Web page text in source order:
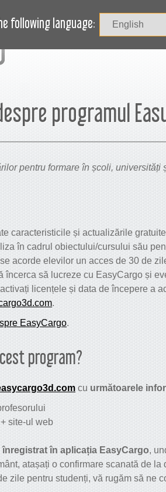
following language:
programul
pentru formare în școli,
caracteristicile și actualizările
în cadrul obiectului/cursului său
acorde elevilor un acces de 30 de
încerca să lucreze cu EasyCargo și
licențele și data de începere a
.
EasyCargo.
program?
cu următoarele
site-ul web
înregistrat în aplicația EasyCargo,
atașați o confirmare scanată de
zile pentru studenți, vă rugăm să ne